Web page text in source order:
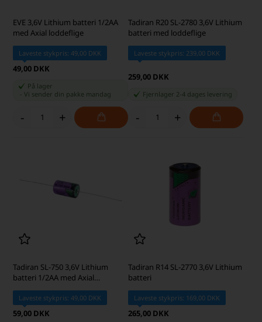
EVE 3,6V Lithium batteri 1/2AA
med Axial loddeflige
Laveste stykpris: 49,00 DKK
49,00 DKK
På lager
-Vi sender din pakke mandag
- +
Tadiran R20 SL-2780 3,6V Lithium
batteri med loddeflige
Laveste stykpris: 239,00 DKK
259,00 DKK
Fjernlager 2-4 dages levering
- +
Tadiran SL-750 3,6V Lithium
batteri 1/2AA med Axial
Laveste stykpris: 49,00 DKK
59,00 DKK
Tadiran R14 SL-2770 3,6V Lithium
batteri
Laveste stykpris: 169,00 DKK
265,00 DKK